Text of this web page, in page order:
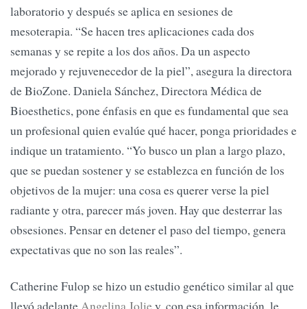
laboratorio y después se aplica en sesiones de
mesoterapia. “Se hacen tres aplicaciones cada dos
semanas y se repite a los dos años. Da un aspecto
mejorado y rejuvenecedor de la piel”, asegura la directora
de BioZone. Daniela Sánchez, Directora Médica de
Bioesthetics, pone énfasis en que es fundamental que sea
un profesional quien evalúe qué hacer, ponga prioridades e
indique un tratamiento. “Yo busco un plan a largo plazo,
que se puedan sostener y se establezca en función de los
objetivos de la mujer: una cosa es querer verse la piel
radiante y otra, parecer más joven. Hay que desterrar las
obsesiones. Pensar en detener el paso del tiempo, genera
expectativas que no son las reales”.
Catherine Fulop se hizo un estudio genético similar al que